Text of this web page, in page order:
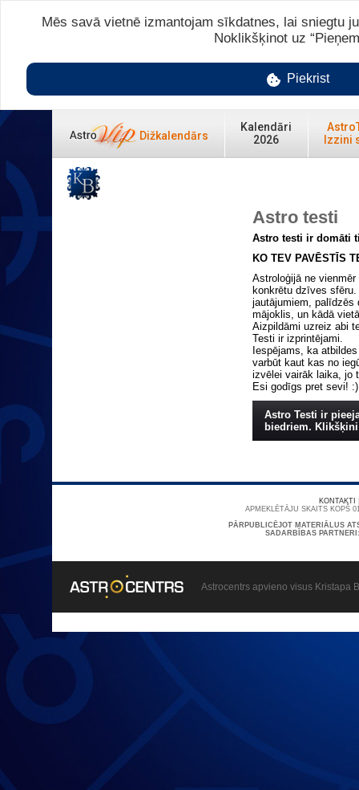
Dižkalendārs
Kalendāri
2026
Izzini
Astro testi
Astro testi ir domāti
KO TEV PAVĒSTĪS
Astroloģijā ne
konkrētu dzīves
jautājumiem, palīdzēs
mājoklis, un kādā
Aizpildāmi uzreiz abi
Testi ir izprintējami.
Iespējams, ka
varbūt kaut kas no
izvēlei vairāk laika, jo
Esi godīgs pret sevi! :)
Astro Testi ir
biedriem.
KONTAKTI
APMEKLĒTĀJU SKAITS KOPŠ
PĀRPUBLICĒJOT MATERIĀLUS
SADARBĪBAS
Astrocentrs apvieno visus Kristapa
Mēs savā vietnē izmantojam sīkdatnes, lai sniegtu
Noklikšķinot uz
Piekrist